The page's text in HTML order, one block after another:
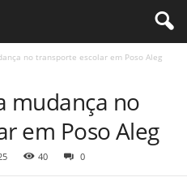
no transporte escolar em Poso Aleg
mudança no
em Poso Aleg
40 0